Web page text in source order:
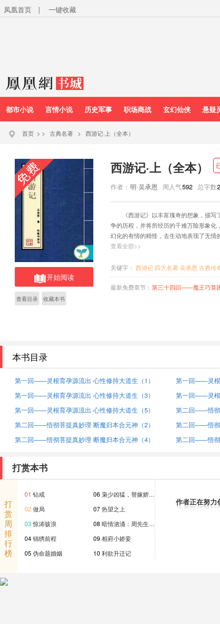
凤凰首页 | 一键收藏
都市小说 言情小说 历史军事 职场商战 玄幻仙侠 悬疑
首页 > > 古典名著 > 西游记·上（全本）
开始阅读
查看目录 收藏本书
西游记·上（全本）
作者： 明·吴承恩 周人气592 总字数
《西游记》以丰富瑰奇的想象，描
争的历程，并将所经历的千难万险形象
幻化的有情的精怪，去生动地表现了无
排除艰难的战斗精神，小说反映的正是
查看全部>>
关键字： 西游记 四大名著吴承恩 古典传
最新免费章节： 第三十四回——魔王巧算困心猿
本书目录
第一回——灵根育孕源流出 心性修持大道生（1）
第一回——灵根
第一回——灵根育孕源流出 心性修持大道生（3）
第一回——灵根
第一回——灵根育孕源流出 心性修持大道生（5）
第二回——悟彻
第二回——悟彻菩提真妙理 断魔归本合元神（2）
第二回——悟彻
第二回——悟彻菩提真妙理 断魔归本合元神（4）
第二回——悟彻
打赏本书
打
赏
周
排
行
榜
01 钻戒
02 做局
03 惊涛骇浪
04锦绣前程
05 伪命题婚姻
06 枭少凶猛，替嫁娇…
07热望之上
08 暗情汹涌：周先生…
09 相府小娇妾
10 利欲升迁记
作者正在努力